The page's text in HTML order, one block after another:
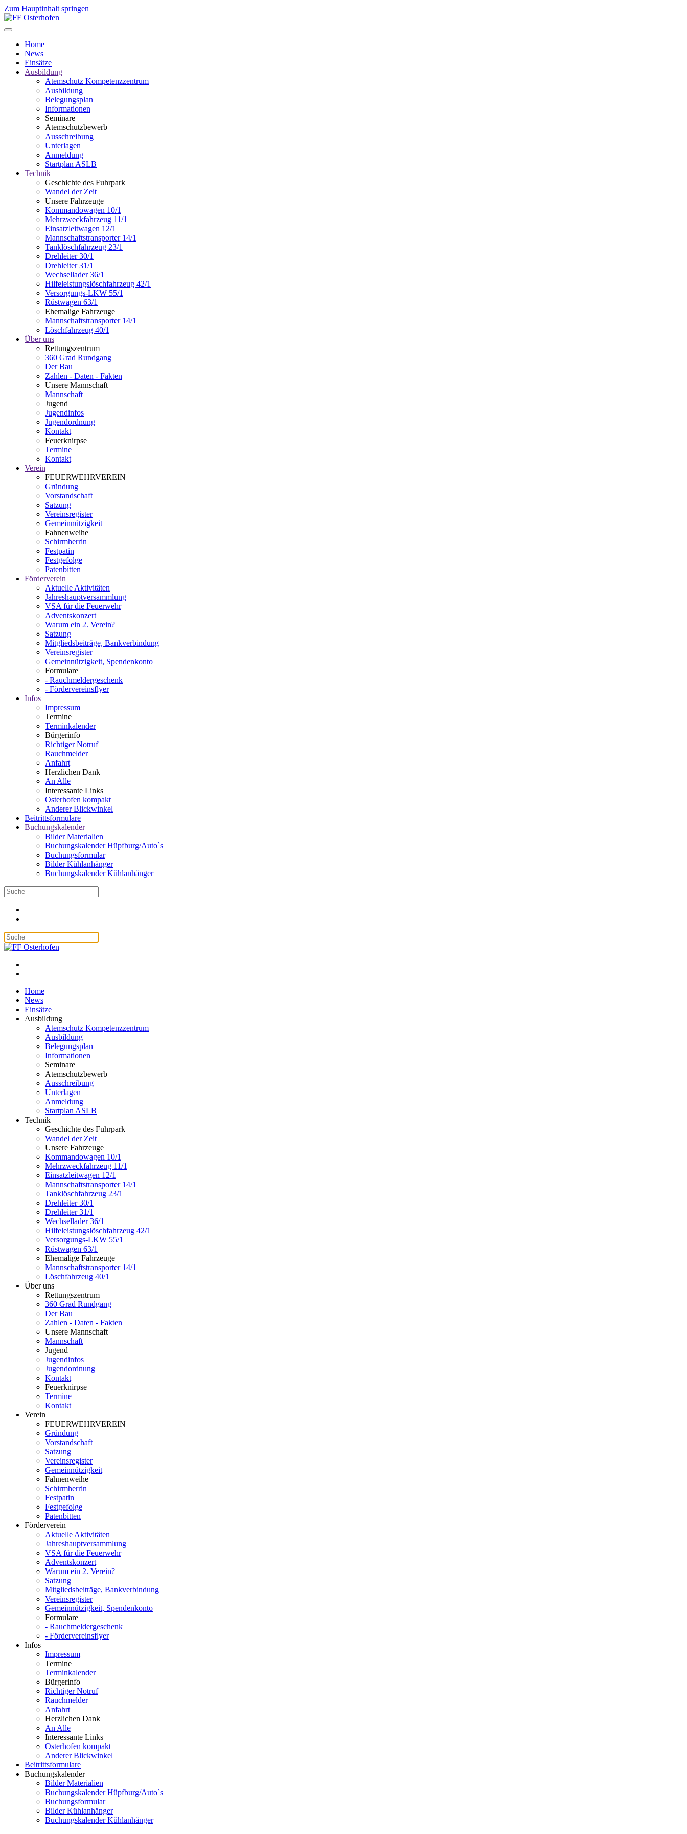
Zum Hauptinhalt springen
Home
News
Einsätze
Ausbildung
Atemschutz Kompetenzzentrum
Ausbildung
Belegungsplan
Informationen
Seminare
Atemschutzbewerb
Ausschreibung
Unterlagen
Anmeldung
Startplan ASLB
Technik
Geschichte des Fuhrpark
Wandel der Zeit
Unsere Fahrzeuge
Kommandowagen 10/1
Mehrzweckfahrzeug 11/1
Einsatzleitwagen 12/1
Mannschaftstransporter 14/1
Tanklöschfahrzeug 23/1
Drehleiter 30/1
Drehleiter 31/1
Wechsellader 36/1
Hilfeleistungslöschfahrzeug 42/1
Versorgungs-LKW 55/1
Rüstwagen 63/1
Ehemalige Fahrzeuge
Mannschaftstransporter 14/1
Löschfahrzeug 40/1
Über uns
Rettungszentrum
360 Grad Rundgang
Der Bau
Zahlen - Daten - Fakten
Unsere Mannschaft
Mannschaft
Jugend
Jugendinfos
Jugendordnung
Kontakt
Feuerknirpse
Termine
Kontakt
Verein
FEUERWEHRVEREIN
Gründung
Vorstandschaft
Satzung
Vereinsregister
Gemeinnützigkeit
Fahnenweihe
Schirmherrin
Festpatin
Festgefolge
Patenbitten
Förderverein
Aktuelle Aktivitäten
Jahreshauptversammlung
VSA für die Feuerwehr
Adventskonzert
Warum ein 2. Verein?
Satzung
Mitgliedsbeiträge, Bankverbindung
Vereinsregister
Gemeinnützigkeit, Spendenkonto
Formulare
- Rauchmeldergeschenk
- Fördervereinsflyer
Infos
Impressum
Termine
Terminkalender
Bürgerinfo
Richtiger Notruf
Rauchmelder
Anfahrt
Herzlichen Dank
An Alle
Interessante Links
Osterhofen kompakt
Anderer Blickwinkel
Beitrittsformulare
Buchungskalender
Bilder Materialien
Buchungskalender Hüpfburg/Auto`s
Buchungsformular
Bilder Kühlanhänger
Buchungskalender Kühlanhänger
Home
News
Einsätze
Ausbildung
Atemschutz Kompetenzzentrum
Ausbildung
Belegungsplan
Informationen
Seminare
Atemschutzbewerb
Ausschreibung
Unterlagen
Anmeldung
Startplan ASLB
Technik
Geschichte des Fuhrpark
Wandel der Zeit
Unsere Fahrzeuge
Kommandowagen 10/1
Mehrzweckfahrzeug 11/1
Einsatzleitwagen 12/1
Mannschaftstransporter 14/1
Tanklöschfahrzeug 23/1
Drehleiter 30/1
Drehleiter 31/1
Wechsellader 36/1
Hilfeleistungslöschfahrzeug 42/1
Versorgungs-LKW 55/1
Rüstwagen 63/1
Ehemalige Fahrzeuge
Mannschaftstransporter 14/1
Löschfahrzeug 40/1
Über uns
Rettungszentrum
360 Grad Rundgang
Der Bau
Zahlen - Daten - Fakten
Unsere Mannschaft
Mannschaft
Jugend
Jugendinfos
Jugendordnung
Kontakt
Feuerknirpse
Termine
Kontakt
Verein
FEUERWEHRVEREIN
Gründung
Vorstandschaft
Satzung
Vereinsregister
Gemeinnützigkeit
Fahnenweihe
Schirmherrin
Festpatin
Festgefolge
Patenbitten
Förderverein
Aktuelle Aktivitäten
Jahreshauptversammlung
VSA für die Feuerwehr
Adventskonzert
Warum ein 2. Verein?
Satzung
Mitgliedsbeiträge, Bankverbindung
Vereinsregister
Gemeinnützigkeit, Spendenkonto
Formulare
- Rauchmeldergeschenk
- Fördervereinsflyer
Infos
Impressum
Termine
Terminkalender
Bürgerinfo
Richtiger Notruf
Rauchmelder
Anfahrt
Herzlichen Dank
An Alle
Interessante Links
Osterhofen kompakt
Anderer Blickwinkel
Beitrittsformulare
Buchungskalender
Bilder Materialien
Buchungskalender Hüpfburg/Auto`s
Buchungsformular
Bilder Kühlanhänger
Buchungskalender Kühlanhänger